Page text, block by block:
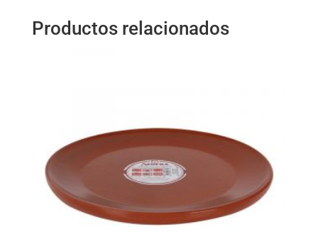
Productos relacionados